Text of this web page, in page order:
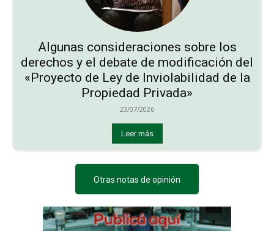
Algunas consideraciones sobre los
derechos y el debate de modificación del
«Proyecto de Ley de Inviolabilidad de la
Propiedad Privada»
23/07/2026
Leer más
Otras notas de opinión